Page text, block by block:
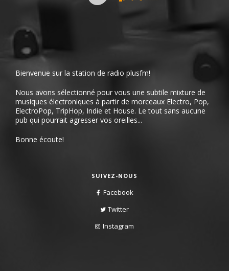
Bienvenue sur la station de radio plusfm!
Nous avons sélectionné pour vous une subtile mixture de
musiques électroniques à partir de morceaux Electro, Pop,
ElectroPop, TripHop, Indie et House. Le tout sans aucune
pub qui pourrait agresser vos oreilles...
Bonne écoute!
SUIVEZ-NOUS
Facebook
Twitter
Instagram